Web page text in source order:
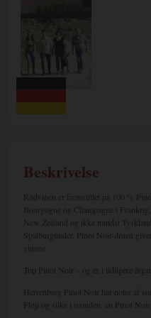
Beskrivelse
Rødvinen er fremstillet på 100 %
Bourgogne og Champagne i
New Zealand og ikke mindst
Spätburgunder. Pinot Noir-druen
vinene.
Top Pinot Noir – og er i tidligere
Herrenberg Pinot Noir har noter af
Fløjl og silke i munden, en Pinot